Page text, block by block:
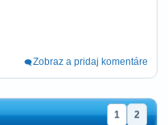
Zobraz a pridaj komentáre
1 2